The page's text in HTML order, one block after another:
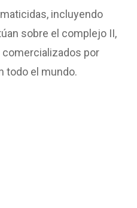
incluyendo
sobre el complejo II,
comercializados por
todo el mundo.